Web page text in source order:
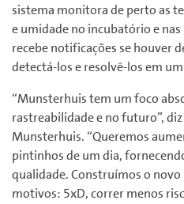
sistema monitora de perto as
e umidade no incubatório e
recebe notificações se houver
detectá-los e resolvê-los em
“Munsterhuis tem um foco
rastreabilidade e no futuro”,
Munsterhuis. “Queremos
pintinhos de um dia,
qualidade.Construímos o
motivos: 5xD, correr menos